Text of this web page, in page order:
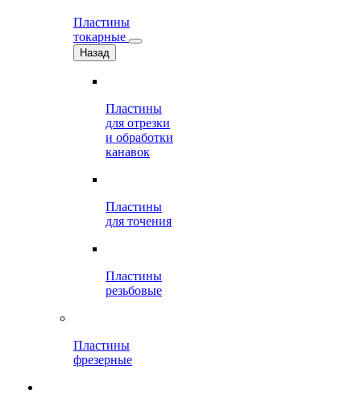
Пластины
токарные
Назад
Пластины
для отрезки
и обработки
канавок
Пластины
для точения
Пластины
резьбовые
Пластины
фрезерные